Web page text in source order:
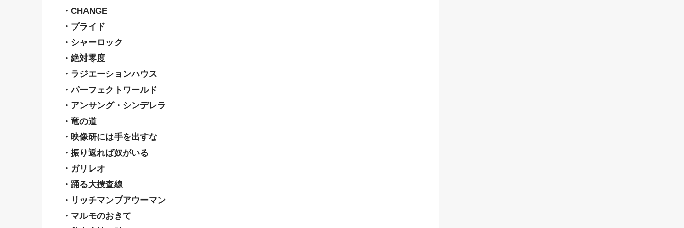
・CHANGE
・プライド
・シャーロック
・絶対零度
・ラジエーションハウス
・パーフェクトワールド
・アンサング・シンデレラ
・竜の道
・映像研には手を出すな
・振り返れば奴がいる
・ガリレオ
・踊る大捜査線
・リッチマンプアウーマン
・マルモのおきて